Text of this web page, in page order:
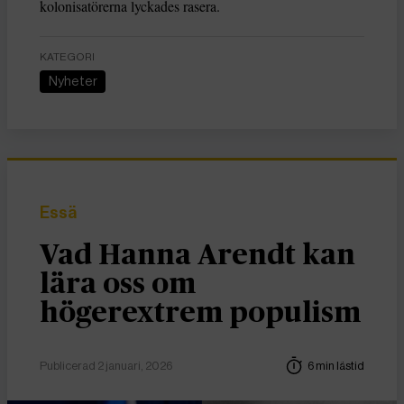
kolonisatörerna lyckades rasera.
KATEGORI
Nyheter
Essä
Vad Hanna Arendt kan
lära oss om
högerextrem populism
Publicerad 2 januari, 2026 6 min lästid